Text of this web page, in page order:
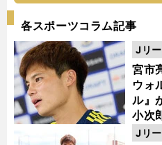
各スポーツコラム記事
宮市
ウォ
ル』
小次
Jリ
Jリ